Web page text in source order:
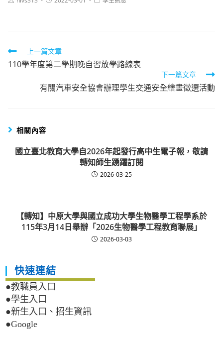
Read
more
articles
上一篇文章
110學年度第二學期晚自習放學路線表
下一篇文章
有關汽車安全協會辦理學生交通安全繪畫徵選活動
相關內容
國立臺北教育大學自2026年起發行高中生電子報，敬請
轉知師生踴躍訂閱
2026-03-25
【轉知】中原大學與國立成功大學生物醫學工程學系於
115年3月14日舉辦「2026生物醫學工程教育聯展」
2026-03-03
快速連結
●教職員入口
●學生入口
●新生入口、招生資訊
●Google